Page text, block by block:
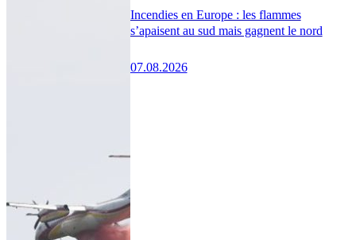
Incendies en Europe : les flammes
s’apaisent au sud mais gagnent le nord
07.08.2026